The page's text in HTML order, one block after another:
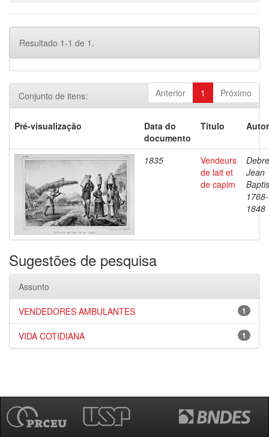
Resultado 1-1 de 1.
Anterior 1 Próximo
Conjunto de itens:
Pré-visualização
Data do
documento
Título
1835
Vendeurs
de lait et
de capim
Jean
1768-
1848
Sugestões de pesquisa
Assunto
1
VENDEDORES AMBULANTES
1
VIDA COTIDIANA